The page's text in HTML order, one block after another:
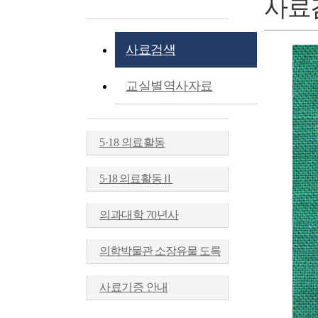
사료검색
교실별역사자료
5·18 의료활동
5·18 의료활동Ⅱ
의과대학 70년사
의학박물관 소장유물 도록
사료기증 안내
사료